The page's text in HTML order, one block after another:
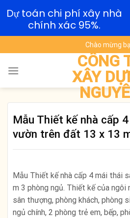
to
content
Chào mừng
CÔNG
XÂY
Mẫu Thiết kế nhà cấp
vườn trên đất 13 x 13
Mẫu Thiết kế nhà cấp 4 mái thái
m 3 phòng ngủ. Thiết kế của ngôi
sân thượng, phòng khách, phòng
ngủ chính, 2 phòng trẻ em, bếp,
Dự toán chi phí xây nhà
chính xác 95%.